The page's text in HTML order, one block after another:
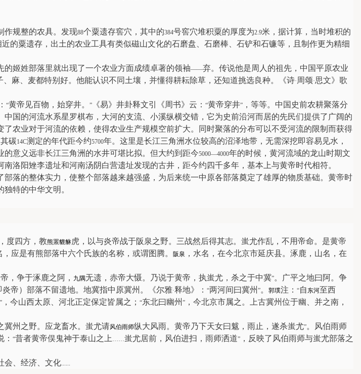
作规整的农具。发现88个粟遗存窖穴，其中的384号窖穴堆积粟的厚度为2.9米，据计算，当时堆积的
的粟遗存，出土的农业工具有类似磁山文化的石磨盘、石磨棒、石铲和石镰等，且制作更为精细
姬姓部落里就出现了一个农业方面成绩卓著的领袖——弃。传说他是周人的祖先，中国平原农业
麻、麦都特别好。他能认识不同土壤，并懂得耕耘除草，还知道挑选良种。《诗· 周颂·思文》歌
“黄帝见百物，始穿井。 ” 《易》井卦释文引《周书》云： “黄帝穿井” ，等等。中国史前农耕聚落分
国的河流水系星罗棋布，大河的支流、小溪纵横交错，它为史前沿河而居的先民们提供了广阔的
农业对于河流的依赖，使得农业生产规模空前扩大。同时聚落的分布可以不受河流的限制而获得
碳14C测定的年代距今约5700年。这里是长江三角洲水位较高的沼泽地带，无需深挖即容易见水，
意义远非长江三角洲的水井可堪比拟。但大约到距今5000—4000年的时候，黄河流域的龙山时期文
洛阳矬李遗址和河南汤阴白营遗址发现的古井，距今约四千多年，基本上与黄帝时代相符。
落的整体实力，使整个部落越来越强盛，为后来统一中原各部落奠定了雄厚的物质基础。黄帝时
特的中华文明。
度四方，教熊罴貔貅虎，以与炎帝战于阪泉之野。三战然后得其志。蚩尤作乱，不用帝命。是黄帝
应是有熊部落中六个氏族的名称，或谓图腾。 阪泉 ，水名，在今北京市延庆县。涿鹿，山名，在
，争于涿鹿之阿， 九隅无遗，赤帝大慑。乃说于黄帝，执蚩尤，杀之于中冀”。广平之地曰阿。争
帝）部落不留遗地。地冀指中原冀州。《尔雅·释地》： “两河间曰冀州 ”。 郭璞注： “自东河至西
” ，今山西太原、河北正定保定皆属之； “东北曰幽州 ” ，今北京市属之。上古冀州位于幽、并之南，
冀州之野。应龙畜水。蚩尤请风伯雨师纵大风雨。黄帝乃下天女曰魃，雨止，遂杀蚩尤”。风伯雨师
： “昔者黄帝俣鬼神于泰山之上 ……蚩尤居前，风伯进扫，雨师洒道” ，反映了风伯雨师与蚩尤部落之
会、经济、文化......